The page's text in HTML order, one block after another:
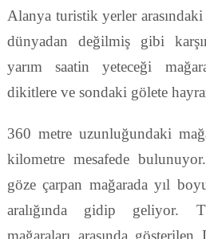
Alanya turistik yerler
dünyadan değilmiş gibi
yarım saatin yeteceği
dikitlere ve sondaki gölete
360 metre uzunluğundaki
kilometre mesafede
göze çarpan mağarada yıl
aralığında gidip geliyor.